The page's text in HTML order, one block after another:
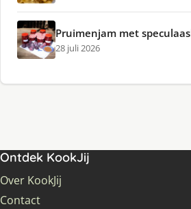
Pruimenjam met
28 juli 2026
Ontdek KookJij
Over KookJij
Contact